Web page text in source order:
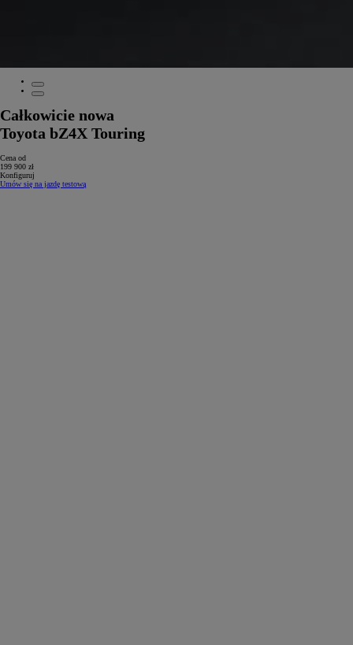
Całkowicie nowa
Toyota bZ4X Touring
Cena od
199 900 zł
Konfiguruj
Umów się na jazdę testową